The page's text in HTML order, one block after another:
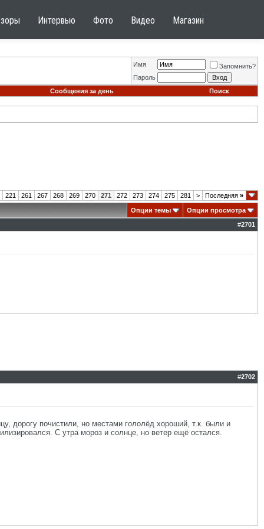
Интервью Фото Видео Магазин
Имя
Запомнить?
Пароль
Сообщения за день Поиск
221 261 267 268 269 270 271 272 273 274 275 281 > Последняя »
Опции темы
Опции просмотра
#2701
#2702
дорогу почистили, но местами гололёд хороший, т.к. были и
С утра мороз и солнце, но ветер ещё остался.